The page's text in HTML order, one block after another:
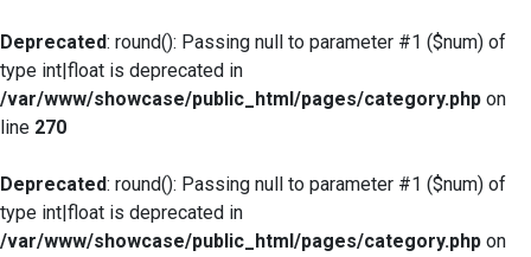
Deprecated: round(): Passing null to parameter #1 ($num) of
type int|float is deprecated in
/var/www/showcase/public_html/pages/category.php on
line 270
Deprecated: round(): Passing null to parameter #1 ($num) of
type int|float is deprecated in
/var/www/showcase/public_html/pages/category.php on